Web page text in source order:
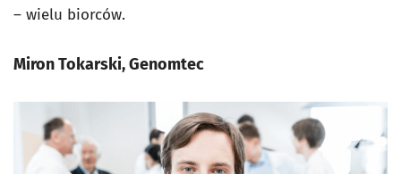
– wielu biorców.
Miron Tokarski, Genomtec